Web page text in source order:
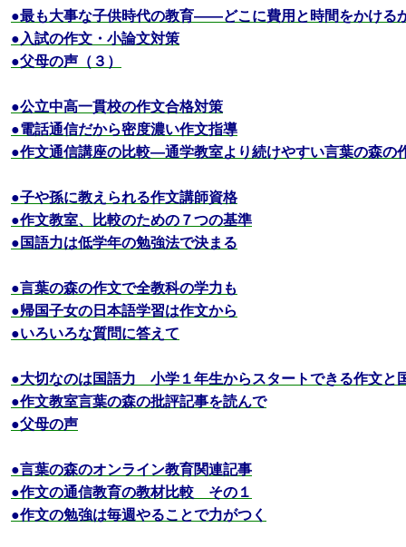
●最も大事な子供時代の教育――どこに費用と時間をかける
●入試の作文・小論文対策
●父母の声（３）
●公立中高一貫校の作文合格対策
●電話通信だから密度濃い作文指導
●作文通信講座の比較―通学教室より続けやすい言葉の森の
●子や孫に教えられる作文講師資格
●作文教室、比較のための７つの基準
●国語力は低学年の勉強法で決まる
●言葉の森の作文で全教科の学力も
●帰国子女の日本語学習は作文から
●いろいろな質問に答えて
●大切なのは国語力 小学１年生からスタートできる作文と
●作文教室言葉の森の批評記事を読んで
●父母の声
●言葉の森のオンライン教育関連記事
●作文の通信教育の教材比較 その１
●作文の勉強は毎週やることで力がつく